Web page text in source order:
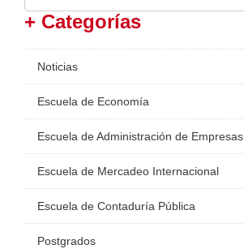
+ Categorías
Noticias
Escuela de Economía
Escuela de Administración de Empresas
Escuela de Mercadeo Internacional
Escuela de Contaduría Pública
Postgrados